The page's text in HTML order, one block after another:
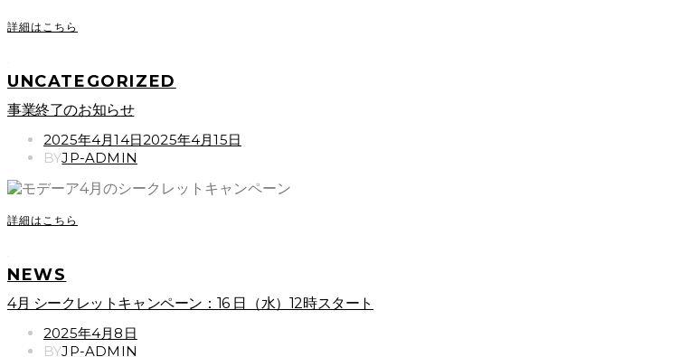
詳細はこちら
UNCATEGORIZED
事業終了のお知らせ
POSTED
ON
2025年4月14日2025年4月15日
BYJP-ADMIN
詳細はこちら
NEWS
4月 シークレットキャンペーン：16 日（水）12時スタート
POSTED
ON
2025年4月8日
BYJP-ADMIN